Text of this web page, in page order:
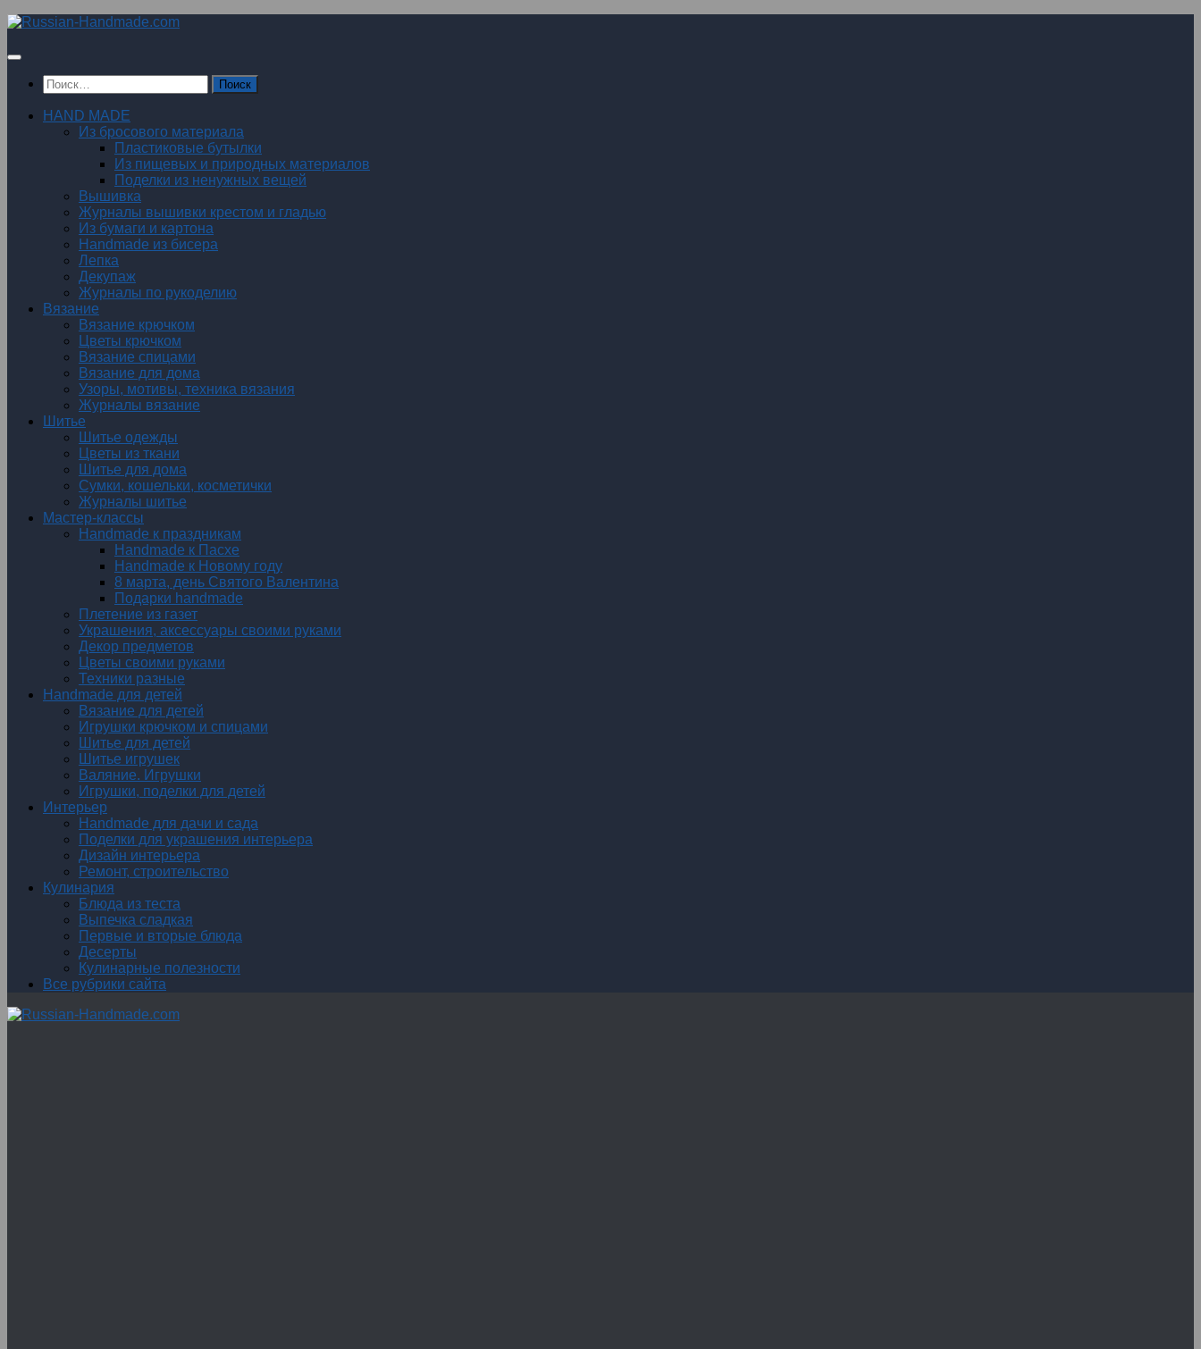
Перейти
содержимому
Найти:
HAND MADE
Из бросового материала
Пластиковые бутылки
Из пищевых и природных материалов
Поделки из ненужных вещей
Вышивка
Журналы вышивки крестом и гладью
Из бумаги и картона
Handmade из бисера
Лепка
Декупаж
Журналы по рукоделию
Вязание
Вязание крючком
Цветы крючком
Вязание спицами
Вязание для дома
Узоры, мотивы, техника вязания
Журналы вязание
Шитье
Шитье одежды
Цветы из ткани
Шитье для дома
Сумки, кошельки, косметички
Журналы шитье
Мастер-классы
Handmade к праздникам
Handmade к Пасхе
Handmade к Новому году
8 марта, день Святого Валентина
Подарки handmade
Плетение из газет
Украшения, аксессуары своими руками
Декор предметов
Цветы своими руками
Техники разные
Handmade для детей
Вязание для детей
Игрушки крючком и спицами
Шитье для детей
Шитье игрушек
Валяние. Игрушки
Игрушки, поделки для детей
Интерьер
Handmade для дачи и сада
Поделки для украшения интерьера
Дизайн интерьера
Ремонт, строительство
Кулинария
Блюда из теста
Выпечка сладкая
Первые и вторые блюда
Десерты
Кулинарные полезности
Все рубрики сайта